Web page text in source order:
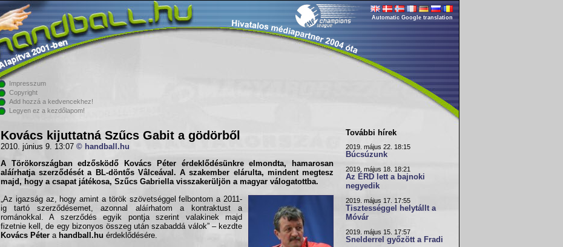
Automatic Google translation
Impresszum
Copyright
Add hozzá a kedvencekhez!
Legyen ez a kezdőlapom!
Kovács kijuttatná Szűcs Gabit a gödörből
2010. június 9. 13:07 © handball.hu
A Törökországban edzősködő Kovács Péterérdeklődésünkre elmondta, hamarosan
aláírhatja szerződését a BL-döntős Vâlceával. A szakember elárulta, mindent megtesz
majd, hogy a csapat játékosa, Szűcs Gabriellavisszakerüljön a magyar válogatottba.
„Az igazság az, hogy amint a török szövetséggel felbontom a 2011-
ig tartó szerződésemet, azonnal aláírhatom a kontraktust a
románokkal. A szerződés egyik pontja szerint valakinek majd
fizetnie kell, de egy bizonyos összeg után szabaddá válok” – kezdte
Kovács Péter a handball.hu érdeklődésére.
További hírek
2019. május 22. 18:15
Búcsúzunk
2019. május 18. 18:21
Az ÉRD lett a bajnoki
negyedik
2019. május 17. 17:55
Tisztességgel helytállt a
Móvár
2019. május 15. 17:57
Snelderrel győzött a Fradi